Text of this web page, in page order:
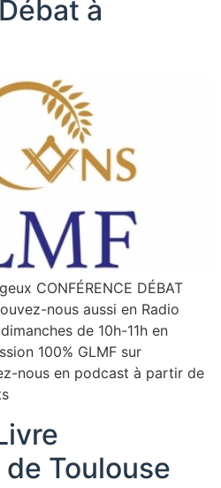
à
CONFÉRENCE DÉBAT
nous aussi en Radio
de 10h-11h en
100% GLMF sur
nous en podcast à partir de
Toulouse